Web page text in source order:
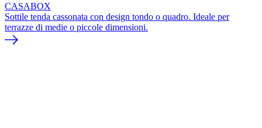
CASABOX
Sottile tenda cassonata con design tondo o quadro. Ideale per
terrazze di medie o piccole dimensioni.